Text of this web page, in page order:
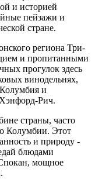
и историей
пейзажи и
стране.
региона Три-
и пропитанными
прогулок здесь
винодельнях,
и
Рич.
страны, часто
Колумбии. Этот
и природу -
блюдами
мощное